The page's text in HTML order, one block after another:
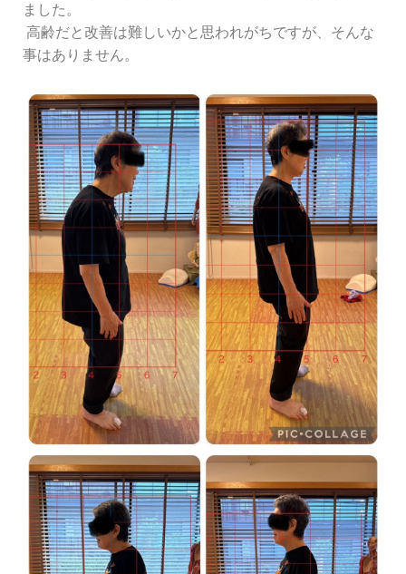
ました。
高齢だと改善は難しいかと思われがちですが、そんな
事はありません。